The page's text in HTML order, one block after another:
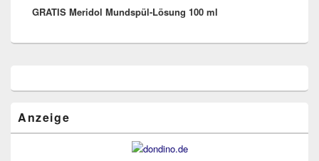
post:
GRATIS Meridol Mundspül-Lösung 100 ml
Widget-
Anzeige